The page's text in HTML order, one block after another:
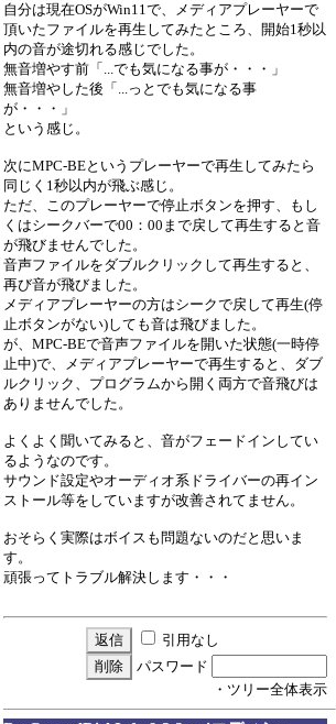
自分は現在OSがWin11で、メディアプレーヤーで
頂いたファイルを再生してみたところ、開始1秒以
内の音が途切れる感じでした。
無音増やす前「...でも気になる事が・・・」
無音増やした後「...っとでも気になる事
が・・・」
という感じ。
次にMPC-BEというプレーヤーで再生してみたら
同じく1秒以内が飛ぶ感じ。
ただ、このプレーヤーで停止ボタンを押す、もし
くはシークバーで00：00まで戻して再生すると音
が飛びませんでした。
音声ファイルをダブルクリックして再生すると、
再び音が飛びました。
メディアプレーヤーの方はシークで戻して再生(停
止ボタンがない)しても音は飛びました。
が、MPC-BEで音声ファイルを開いた状態(一時停
止中)で、メディアプレーヤーで再生すると、ダブ
ルクリック、プログラムから開く両方で音飛びは
ありませんでした。
よくよく聞いてみると、音がフェードインしてい
るようなのです。
サウンド設定やオーディオ系ドライバーの再イン
ストール等をしていますが改善されてません。
おそらく実際はボイスも問題ないのだと思いま
す。
頑張ってトラブル解決します・・・
引用なし
パスワード
・ツリー全体表示